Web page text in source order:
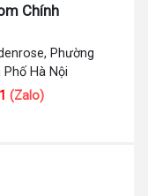
Chính
Phường
Hà Nội
(Zalo)